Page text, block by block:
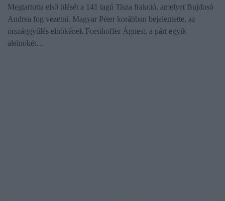
Megtartotta első ülését a 141 tagú Tisza frakció, amelyet Bujdosó
Andrea fog vezetni. Magyar Péter korábban bejelentette, az
országgyűlés elnökének Forsthoffer Ágnest, a párt egyik
alelnökét…